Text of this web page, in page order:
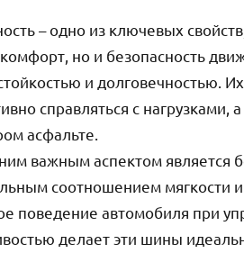
– одно из ключевых
но и безопасность
и долговечностью.
справляться с
асфальте.
важным аспектом является
соотношением мягкости
поведение автомобиля при
делает эти шины